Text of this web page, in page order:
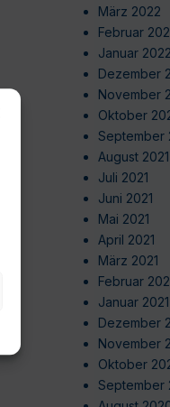
März 2022
Februar
Januar 2022
Dezember
November
Oktober
September
August 2021
Juli 2021
Juni 2021
Mai 2021
April 2021
März 2021
Februar
Januar 2021
Dezember
November
Oktober
September